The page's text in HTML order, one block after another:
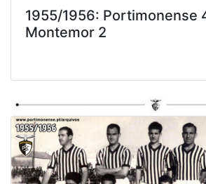
1955/1956: Portimonense
Montemor 2